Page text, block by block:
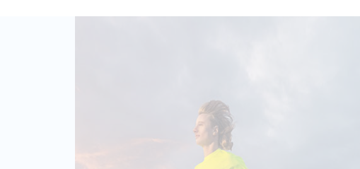
Sonnenschutz mit
IN DEN
WARENKORB